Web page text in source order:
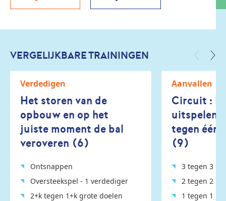
VERGELIJKBARE TRAININGEN
Verdedigen
Het storen van de
opbouw en op het
juiste moment de bal
veroveren (6)
Ontsnappen
Oversteekspel - 1 verdediger
2+k tegen 1+k grote doelen
Aanvallen
Circuit :
uitspelen
tegen één
(9)
3 tegen 3
2 tegen 2
1 tegen 1